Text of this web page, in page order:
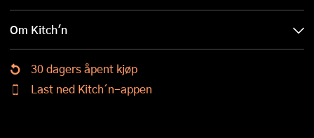
Om Kitch'n
30 dagers åpent kjøp
Last ned Kitch´n-appen